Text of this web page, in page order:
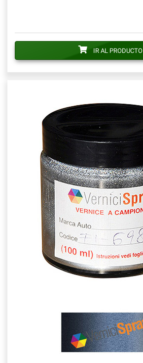
IR AL PRODUCTO